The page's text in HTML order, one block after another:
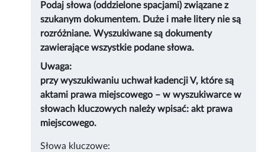
Podaj słowa (oddzielone spacjami) związane z
szukanym dokumentem. Duże i małe litery nie są
rozróżniane. Wyszukiwane są dokumenty
zawierające wszystkie podane słowa.
Uwaga:
przy wyszukiwaniu uchwał kadencji V, które są
aktami prawa miejscowego – w wyszukiwarce w
słowach kluczowych należy wpisać: akt prawa
miejscowego.
Słowa kluczowe: